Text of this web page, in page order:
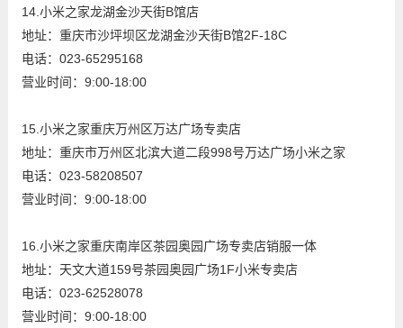
14.小米之家龙湖金沙天街B馆店
地址：重庆市沙坪坝区龙湖金沙天街B馆2F-18C
电话：023-65295168
营业时间：9:00-18:00
15.小米之家重庆万州区万达广场专卖店
地址：重庆市万州区北滨大道二段998号万达广场小米之家
电话：023-58208507
营业时间：9:00-18:00
16.小米之家重庆南岸区茶园奥园广场专卖店销服一体
地址：天文大道159号茶园奥园广场1F小米专卖店
电话：023-62528078
营业时间：9:00-18:00